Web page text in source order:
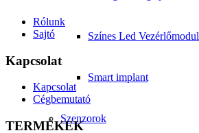
Színes Led Vezérlőmodul
Smart implant
Szenzorok
Rólunk
Sajtó
Kapcsolat
Kapcsolat
Cégbemutató
TERMÉKEK